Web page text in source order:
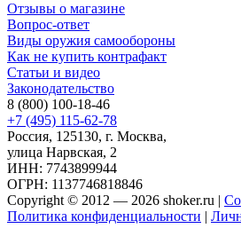
Отзывы о магазине
Вопрос-ответ
Виды оружия самообороны
Как не купить контрафакт
Статьи и видео
Законодательство
8 (800) 100-18-46
+7 (495) 115-62-78
Россия, 125130, г. Москва,
улица Нарвская, 2
ИНН: 7743899944
ОГРН: 1137746818846
Copyright © 2012 — 2026 shoker.ru |
Политика конфиденциальности |